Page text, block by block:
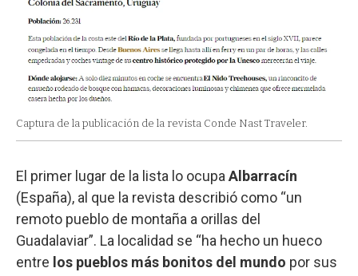
Captura de la publicación de la revista Conde Nast Traveler.
El primer lugar de la lista lo ocupa Albarracín
(España), al que la revista describió como “un
remoto pueblo de montaña a orillas del
Guadalaviar”. La localidad se “ha hecho un hueco
entre los pueblos más bonitos del mundo por sus